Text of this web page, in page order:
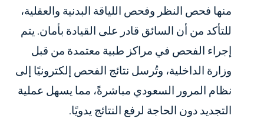
منها فحص النظر وفحص اللياقة البدنية والعقلية،
للتأكد من أن السائق قادر على القيادة بأمان. يتم
إجراء الفحص في مراكز طبية معتمدة من قبل
وزارة الداخلية، وتُرسل نتائج الفحص إلكترونيًا إلى
نظام المرور السعودي مباشرةً، مما يسهل عملية
التجديد دون الحاجة لرفع النتائج يدويًا.